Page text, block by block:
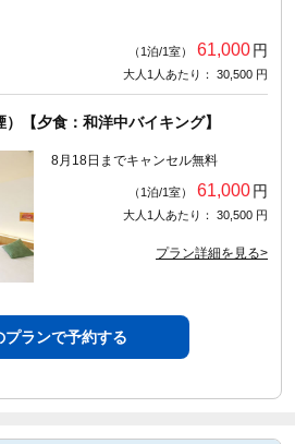
（1泊/1室） 61,000円
大人1人あたり： 30,500 円
【夕食：和洋中バイキング】
8月18日までキャンセル無料
（1泊/1室） 61,000円
大人1人あたり： 30,500 円
プラン詳細を見る>
プランで予約する